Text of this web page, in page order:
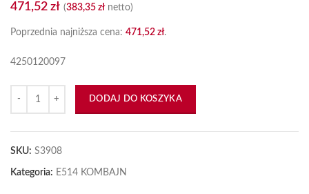
471,52 zł (383,35 złnetto)
Poprzednia najniższa cena: 471,52 zł.
4250120097
DODAJ DO KOSZYKA
SKU: S3908
Kategoria: E514 KOMBAJN